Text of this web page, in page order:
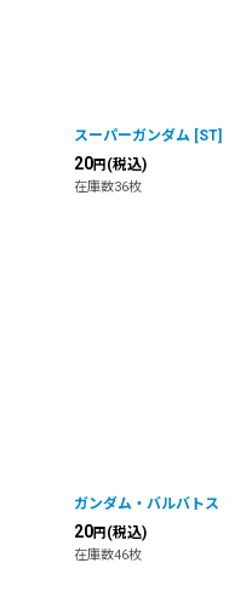
スーパーガンダム [ST]
20円 (税込)
在庫数36枚
ガンダム・バルバトス
20円 (税込)
在庫数46枚